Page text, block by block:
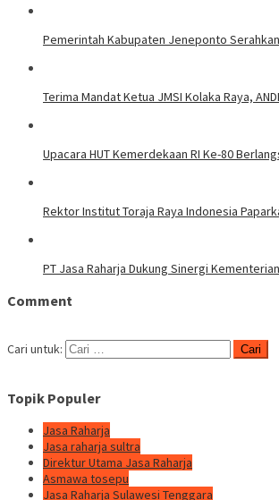
Pemerintah Kabupaten Jeneponto Serahkan
Terima Mandat Ketua JMSI Kolaka Raya,
Upacara HUT Kemerdekaan RI Ke-80
Rektor Institut Toraja Raya Indonesia
PT Jasa Raharja Dukung Sinergi
Comment
Cari untuk:
Topik Populer
Jasa Raharja
Jasa raharja sultra
Direktur Utama Jasa Raharja
Asmawa tosepu
Jasa Raharja Sulawesi Tenggara